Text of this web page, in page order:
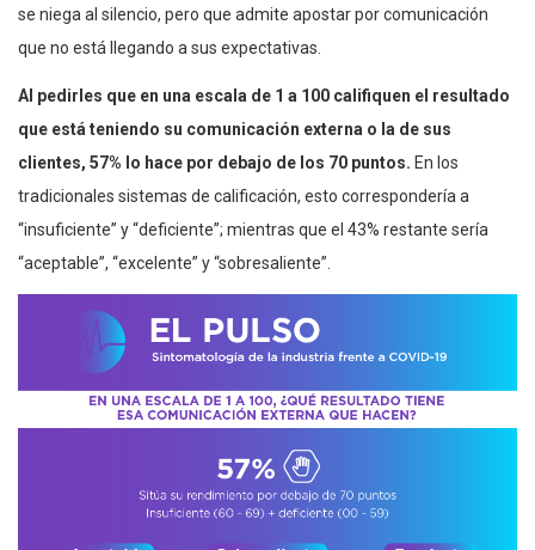
se niega al silencio, pero que admite apostar por comunicación
que no está llegando a sus expectativas.
Al pedirles que en una escala de 1 a 100 califiquen el resultado
que está teniendo su comunicación externa o la de sus
clientes, 57% lo hace por debajo de los 70 puntos. En los
tradicionales sistemas de calificación, esto correspondería a
“insuficiente” y “deficiente”; mientras que el 43% restante sería
“aceptable”, “excelente” y “sobresaliente”.